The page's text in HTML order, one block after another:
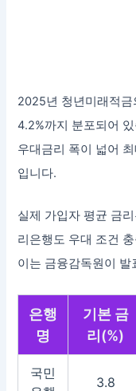
2025년 청년미래적
4.2%까지 분포되어
우대금리 폭이 넓어
입니다.
실제 가입자 평균 금
리은행도 우대 조건
이는 금융감독원이
은행
명
기본 금
리(%)
국민
3.8